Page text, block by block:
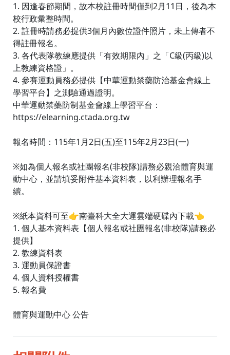
1. 因逢春節期間，故本校註冊時間僅到2月11日，後為本
校行政彙整時間。
2. 註冊時請務必提供3個月內數位證件照片，未上傳者不
得註冊報名。
3. 各代表隊教練應提供「有效期限內」之「C級(丙級)以
上教練資格證」。
4. 參賽運動員務必提供【中華運動禁藥防治基金會線上
學習平台】之測驗通過證明。
中華運動禁藥防制基金會線上學習平台：
https://elearning.ctada.org.tw
報名時間：115年1月2日(五)至115年2月23日(一)
※如為個人報名或社團報名(非校隊)請務必親洽體育與運
動中心，並請填妥附件基本資料表，以利辦理報名手
續。
※紙本資料可至👉南臺科大全大運雲端硬碟內下載👈
1. 個人基本資料表【個人報名或社團報名(非校隊)請務必
提供】
2. 教練資料表
3. 運動員保證書
4. 個人資料授權書
5. 報名費
體育與運動中心 公告